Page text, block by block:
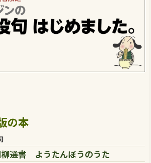
の本
選書 ようたんぼうのうた